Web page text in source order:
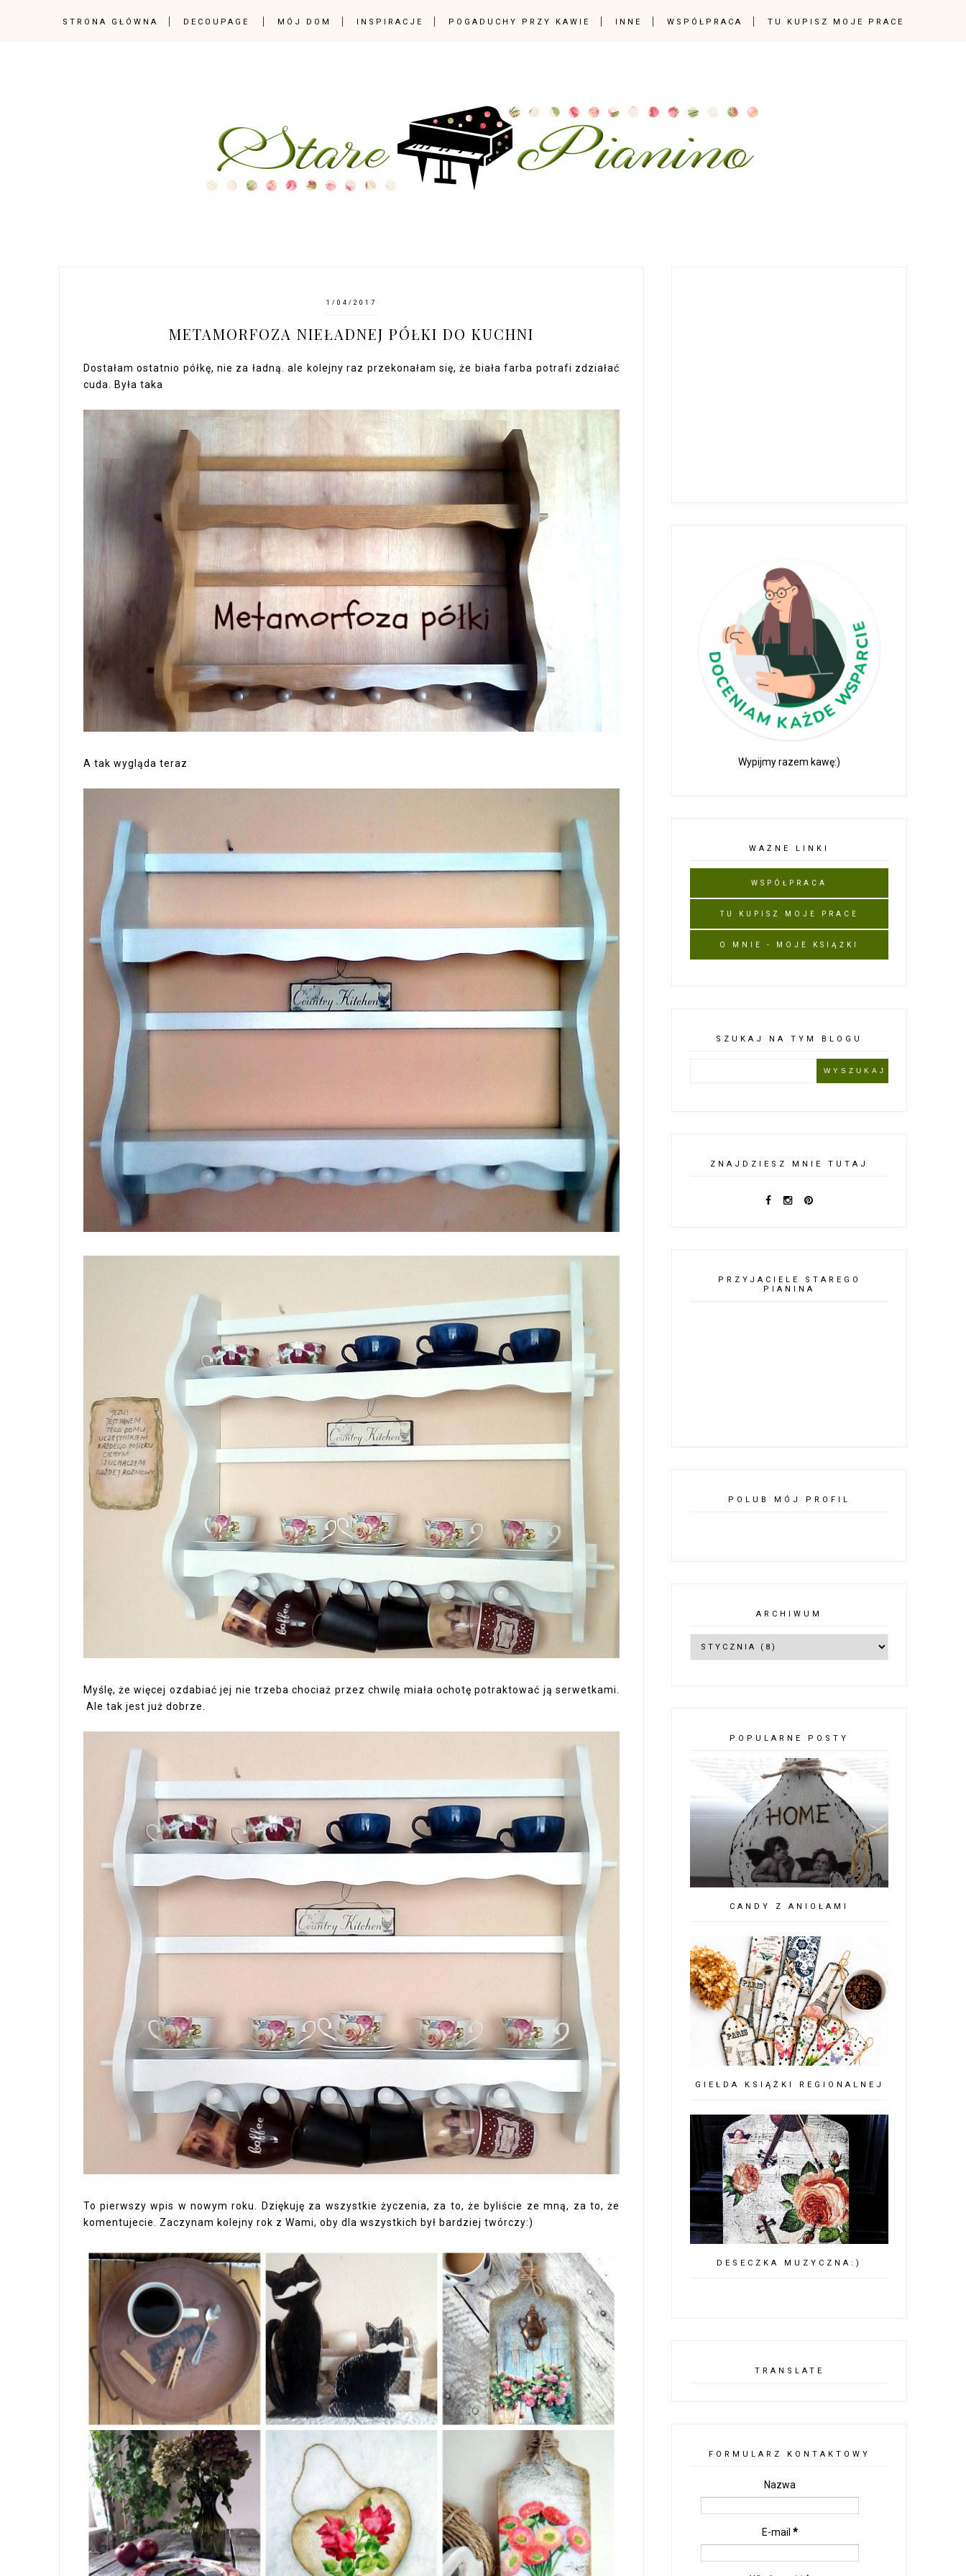
STRONA GŁÓWNA DECOUPAGE MÓJ DOM INSPIRACJE POGADUCHY PRZY KAWIE INNE WSPÓŁPRACA TU KUPISZ MOJE PRACE
1/04/2017
METAMORFOZA NIEŁADNEJ PÓŁKI DO KUCHNI
Dostałam ostatnio półkę, nie za ładną. ale kolejny raz przekonałam się, że biała farba potrafi zdziałać
cuda. Była taka
A tak wygląda teraz
Myślę, że więcej ozdabiać jej nie trzeba chociaż przez chwilę miała ochotę potraktować ją serwetkami.
Ale tak jest już dobrze.
To pierwszy wpis w nowym roku. Dziękuję za wszystkie życzenia, za to, że byliście ze mną, za to, że
komentujecie. Zaczynam kolejny rok z Wami, oby dla wszystkich był bardziej twórczy:)
Wypijmy razem kawę:)
WAŻNE LINKI
WSPÓŁPRACA
TU KUPISZ MOJE PRACE
O MNIE - MOJE KSIĄŻKI
SZUKAJ NA TYM BLOGU
ZNAJDZIESZ MNIE TUTAJ
PRZYJACIELE STAREGO
PIANINA
POLUB MÓJ PROFIL
ARCHIWUM
POPULARNE POSTY
CANDY Z ANIOŁAMI
GIEŁDA KSIĄŻKI REGIONALNEJ
DESECZKA MUZYCZNA:)
TRANSLATE
FORMULARZ KONTAKTOWY
Nazwa
E-mail *